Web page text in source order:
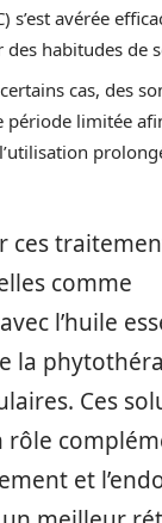
s’est avérée
habitudes de
cas, des
période limitée
ces
comme
l’huile
la
Ces
et